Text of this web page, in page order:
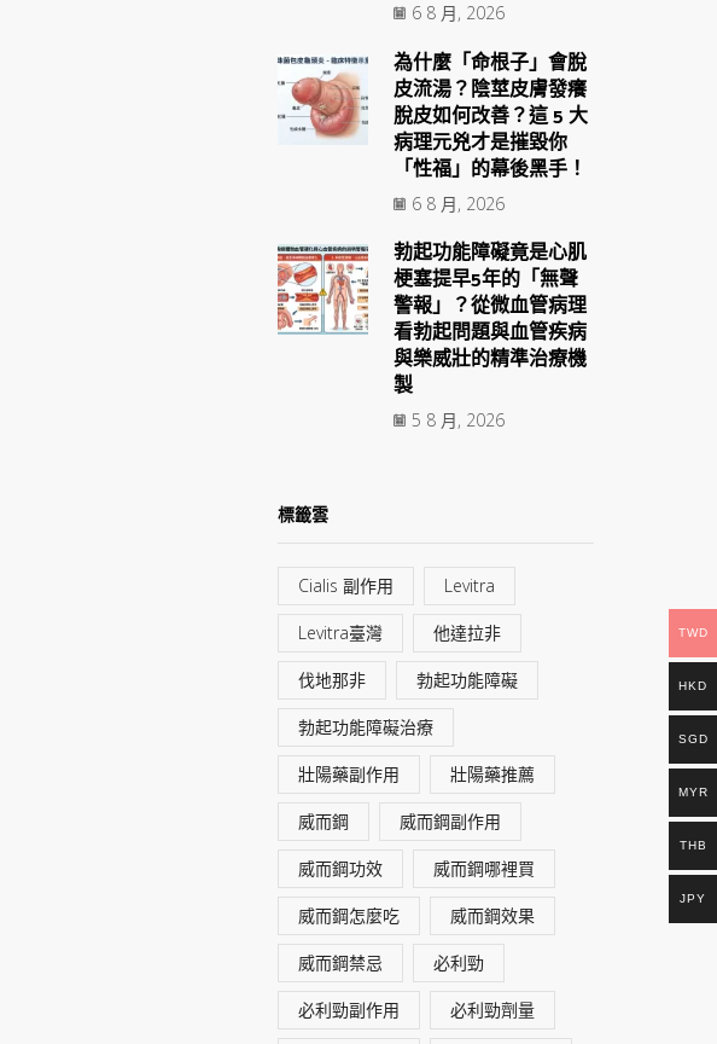
6 8 月, 2026
為什麼「命根子」會脫
皮流湯？陰莖皮膚發癢
脫皮如何改善？這 5 大
病理元兇才是摧毀你
「性福」的幕後黑手！
6 8 月, 2026
勃起功能障礙竟是心肌
梗塞提早5年的「無聲
警報」？從微血管病理
看勃起問題與血管疾病
與樂威壯的精準治療機
製
5 8 月, 2026
標籤雲
Cialis 副作用 Levitra
Levitra臺灣 他達拉非
伐地那非 勃起功能障礙
勃起功能障礙治療
壯陽藥副作用 壯陽藥推薦
威而鋼 威而鋼副作用
威而鋼功效 威而鋼哪裡買
威而鋼怎麼吃 威而鋼效果
威而鋼禁忌 必利勁
必利勁副作用 必利勁劑量
TWD
HKD
SGD
MYR
THB
JPY